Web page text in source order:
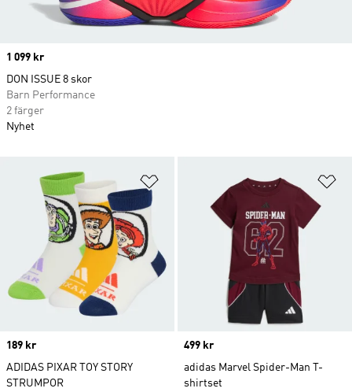
Lägg till på önskelistan
Price
189 kr
ADIDAS PIXAR TOY STORY
STRUMPOR
Price
499 kr
adidas Marvel Spider-Man T-
shirtset
Price
1 099 kr
DON ISSUE 8 skor
Barn Performance
2 färger
Nyhet